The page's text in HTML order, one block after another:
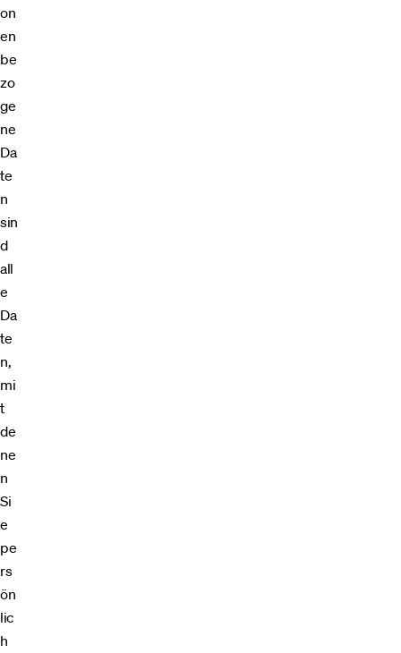
on
en
be
zo
ge
ne
Da
te
n
sin
d
all
e
Da
te
n,
mi
t
de
ne
n
Si
e
pe
rs
ön
lic
h